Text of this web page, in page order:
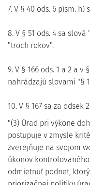
7. V § 40 ods. 6 písm.
8. V § 51 ods. 4 sa
"troch rokov".
9. V § 166 ods. 1 a 2 a v
nahrádzajú slovami "§
10. V § 167 sa za odsek
"(3) Úrad pri výkone
postupuje v zmysle
zverejňuje na svojom
úkonov kontrolovaného
odmietnuť podnet,